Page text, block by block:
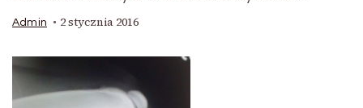
Admin 2 stycznia 2016